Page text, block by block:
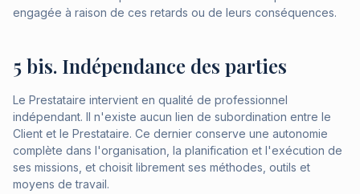
engagée à raison de ces retards ou de leurs conséquences.
5 bis. Indépendance des parties
Le Prestataire intervient en qualité de professionnel
indépendant. Il n'existe aucun lien de subordination entre le
Client et le Prestataire. Ce dernier conserve une autonomie
complète dans l'organisation, la planification et l'exécution de
ses missions, et choisit librement ses méthodes, outils et
moyens de travail.